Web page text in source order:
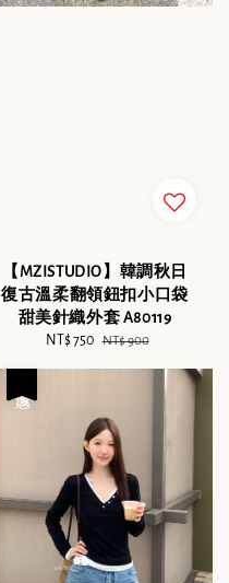
【MZISTUDIO】韓調秋日
復古溫柔翻領鈕扣小口袋
甜美針織外套 A80119
Sale
NT$ 750 Regular
NT$ 900